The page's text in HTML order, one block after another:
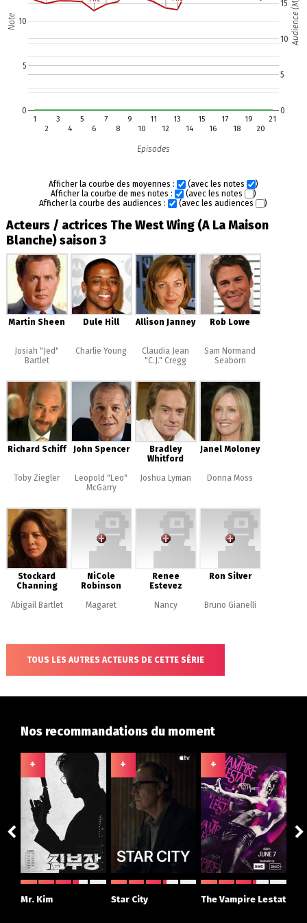
1
2
3
4
5
6
7
8
9
10
11
12
13
14
15
16
17
18
19
20
21
0
5
10
0
5
10
15
Episodes
Note Audience (M)
Afficher la courbe des moyennes : (avec les notes
)
Afficher la courbe de mes notes :
(avec les notes
)
Afficher la courbe des audiences :
(avec les audiences )
Acteurs / actrices The West Wing (A La Maison
Blanche) saison 3
Martin Sheen
Josiah "Jed"
Bartlet
Dule Hill
Charlie Young
Allison Janney
Claudia Jean
"C.J." Cregg
Rob Lowe
Sam Normand
Seaborn
Richard Schiff
Toby Ziegler
John Spencer
Leopold "Leo"
McGarry
Bradley
Whitford
Joshua Lyman
Janel Moloney
Donna Moss
Stockard
Channing
Abigail Bartlet
NiCole
Robinson
Magaret
Renee
Estevez
Nancy
Ron Silver
Bruno Gianelli
TOUS LES AUTRES ACTEURS DE CETTE SÉRIE
Nos recommandations du moment
+
Mr. Kim
+
Star City
+
The Vampire Lestat